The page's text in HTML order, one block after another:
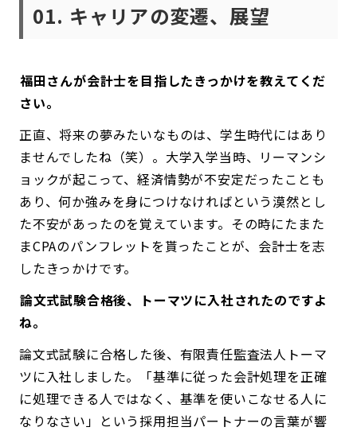
01. キャリアの変遷、展望
――福田さんが会計士を目指したきっかけを教えてくだ
さい。
正直、将来の夢みたいなものは、学生時代にはあり
ませんでしたね（笑）。大学入学当時、リーマンシ
ョックが起こって、経済情勢が不安定だったことも
あり、何か強みを身につけなければという漠然とし
た不安があったのを覚えています。その時にたまた
まCPAのパンフレットを貰ったことが、会計士を志
したきっかけです。
――論文式試験合格後、トーマツに入社されたのですよ
ね。
論文式試験に合格した後、有限責任監査法人トーマ
ツに入社しました。「基準に従った会計処理を正確
に処理できる人ではなく、基準を使いこなせる人に
なりなさい」という採用担当パートナーの言葉が響